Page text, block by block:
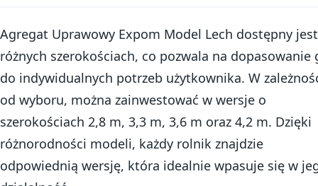
Agregat Uprawowy Expom Model Lech dostępny
różnych szerokościach, co pozwala na dopasowanie
do indywidualnych potrzeb użytkownika. W
od wyboru, można zainwestować w wersje o
szerokościach 2,8 m, 3,3 m, 3,6 m oraz 4,2 m. Dzięki
różnorodności modeli, każdy rolnik znajdzie
odpowiednią wersję, która idealnie wpasuje się w